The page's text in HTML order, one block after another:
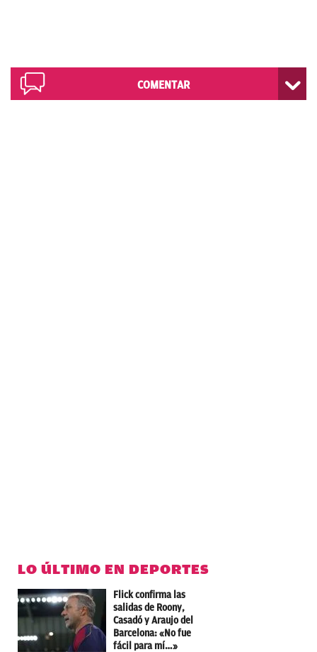
COMENTAR
LO ÚLTIMO EN DEPORTES
Flick confirma las
salidas de Roony,
Casadó y Araujo del
Barcelona: «No fue
fácil para mí…»